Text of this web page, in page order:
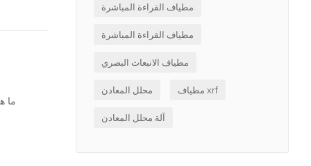
مطياف القراءة المباشرة
مطياف القراءة المباشرة
مطياف الانبعاث البصري
محلل المعادن مطياف xrf
آلة محلل المعادن
ما